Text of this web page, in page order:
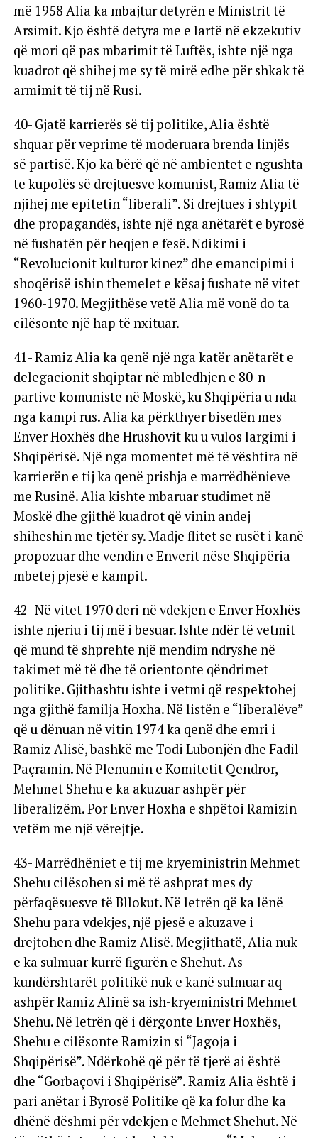
më 1958 Alia ka mbajtur detyrën e Ministrit të
Arsimit. Kjo është detyra me e lartë në ekzekutiv
që mori që pas mbarimit të Luftës, ishte një nga
kuadrot që shihej me sy të mirë edhe për shkak të
armimit të tij në Rusi.
40- Gjatë karrierës së tij politike, Alia është
shquar për veprime të moderuara brenda linjës
së partisë. Kjo ka bërë që në ambientet e ngushta
te kupolës së drejtuesve komunist, Ramiz Alia të
njihej me epitetin “liberali”. Si drejtues i shtypit
dhe propagandës, ishte një nga anëtarët e byrosë
në fushatën për heqjen e fesë. Ndikimi i
“Revolucionit kulturor kinez” dhe emancipimi i
shoqërisë ishin themelet e kësaj fushate në vitet
1960-1970. Megjithëse vetë Alia më vonë do ta
cilësonte një hap të nxituar.
41- Ramiz Alia ka qenë një nga katër anëtarët e
delegacionit shqiptar në mbledhjen e 80-n
partive komuniste në Moskë, ku Shqipëria u nda
nga kampi rus. Alia ka përkthyer bisedën mes
Enver Hoxhës dhe Hrushovit ku u vulos largimi i
Shqipërisë. Një nga momentet më të vështira në
karrierën e tij ka qenë prishja e marrëdhënieve
me Rusinë. Alia kishte mbaruar studimet në
Moskë dhe gjithë kuadrot që vinin andej
shiheshin me tjetër sy. Madje flitet se rusët i kanë
propozuar dhe vendin e Enverit nëse Shqipëria
mbetej pjesë e kampit.
42- Në vitet 1970 deri në vdekjen e Enver Hoxhës
ishte njeriu i tij më i besuar. Ishte ndër të vetmit
që mund të shprehte një mendim ndryshe në
takimet më të dhe të orientonte qëndrimet
politike. Gjithashtu ishte i vetmi që respektohej
nga gjithë familja Hoxha. Në listën e “liberalëve”
që u dënuan në vitin 1974 ka qenë dhe emri i
Ramiz Alisë, bashkë me Todi Lubonjën dhe Fadil
Paçramin. Në Plenumin e Komitetit Qendror,
Mehmet Shehu e ka akuzuar ashpër për
liberalizëm. Por Enver Hoxha e shpëtoi Ramizin
vetëm me një vërejtje.
43- Marrëdhëniet e tij me kryeministrin Mehmet
Shehu cilësohen si më të ashprat mes dy
përfaqësuesve të Bllokut. Në letrën që ka lënë
Shehu para vdekjes, një pjesë e akuzave i
drejtohen dhe Ramiz Alisë. Megjithatë, Alia nuk
e ka sulmuar kurrë figurën e Shehut. As
kundërshtarët politikë nuk e kanë sulmuar aq
ashpër Ramiz Alinë sa ish-kryeministri Mehmet
Shehu. Në letrën që i dërgonte Enver Hoxhës,
Shehu e cilësonte Ramizin si “Jagoja i
Shqipërisë”. Ndërkohë që për të tjerë ai është
dhe “Gorbaçovi i Shqipërisë”. Ramiz Alia është i
pari anëtar i Byrosë Politike që ka folur dhe ka
dhënë dëshmi për vdekjen e Mehmet Shehut. Në